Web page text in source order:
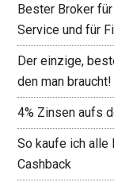
Bester Broker
Service und für
Der einzige,
den man braucht!
4% Zinsen aufs
So kaufe ich alle
Cashback